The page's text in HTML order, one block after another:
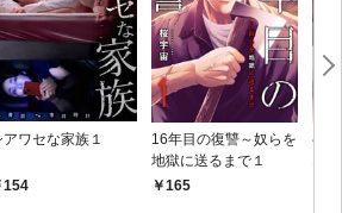
アワセな家族１
154
16年目の復讐～奴らを
地獄に送るまで１
165
ベ